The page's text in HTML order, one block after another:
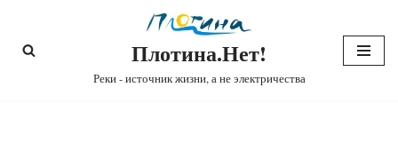
Перейти
Плотина.Нет!
Реки - источник жизни, а не электричества